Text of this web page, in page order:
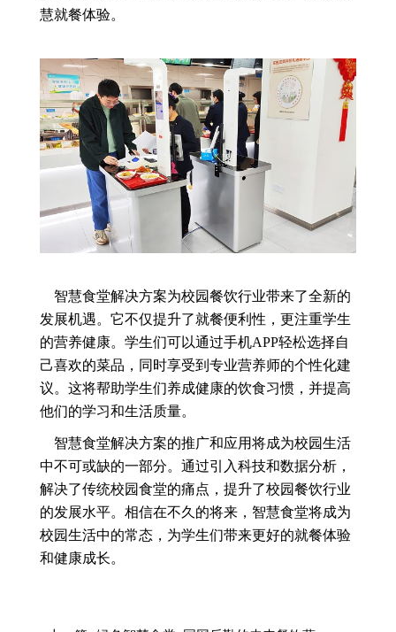
慧就餐体验。
智慧食堂解决方案为校园餐饮行业带来了全新的
发展机遇。它不仅提升了就餐便利性，更注重学生
的营养健康。学生们可以通过手机APP轻松选择自
己喜欢的菜品，同时享受到专业营养师的个性化建
议。这将帮助学生们养成健康的饮食习惯，并提高
他们的学习和生活质量。
智慧食堂解决方案的推广和应用将成为校园生活
中不可或缺的一部分。通过引入科技和数据分析，
解决了传统校园食堂的痛点，提升了校园餐饮行业
的发展水平。相信在不久的将来，智慧食堂将成为
校园生活中的常态，为学生们带来更好的就餐体验
和健康成长。